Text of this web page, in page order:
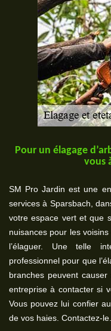
Pour un élagage
vous
SM Pro Jardin est une
services à Sparsbach,
votre espace vert et que
nuisances pour les
l’élaguer. Une telle
professionnel pour que
branches peuvent
entreprise à contacter si
Vous pouvez lui confier
de vos haies. Contactez-le.